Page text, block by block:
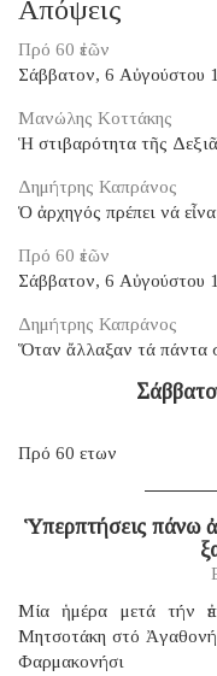
Απόψεις
Πρό 60 ἐτῶν
Σάββατον, 6 Αὐγούστου
Μανώλης Κοττάκης
Ἡ στιβαρότητα τῆς
Δημήτρης Καπράνος
Ὁ ἀρχηγός πρέπει νά
Πρό 60 ἐτῶν
Σάββατον, 6 Αὐγούστου
Δημήτρης Καπράνος
Ὅταν ἄλλαξαν τά πάντα
Πρό 60 ετων
Ὑπερπτήσεις πάνω
Μία ἡμέρα μετά τήν
Μητσοτάκη στό
Φαρμακονήσι